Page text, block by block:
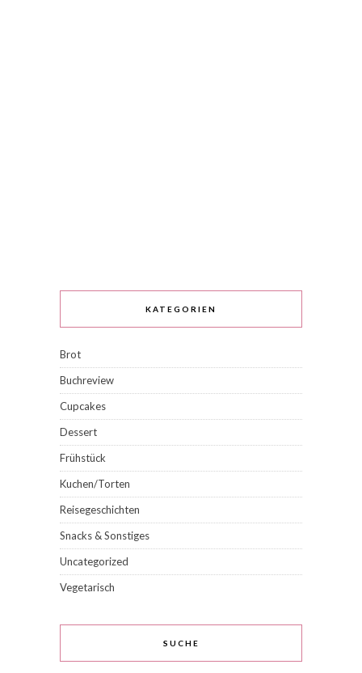
KATEGORIEN
Brot
Buchreview
Cupcakes
Dessert
Frühstück
Kuchen/Torten
Reisegeschichten
Snacks & Sonstiges
Uncategorized
Vegetarisch
SUCHE